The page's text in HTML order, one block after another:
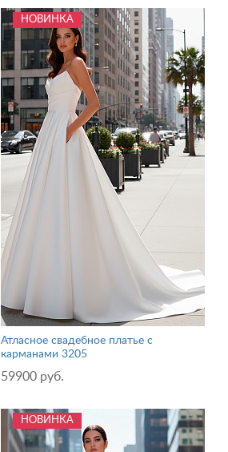
НОВИНКА
Атласное свадебное платье с
карманами 3205
59900 руб.
НОВИНКА